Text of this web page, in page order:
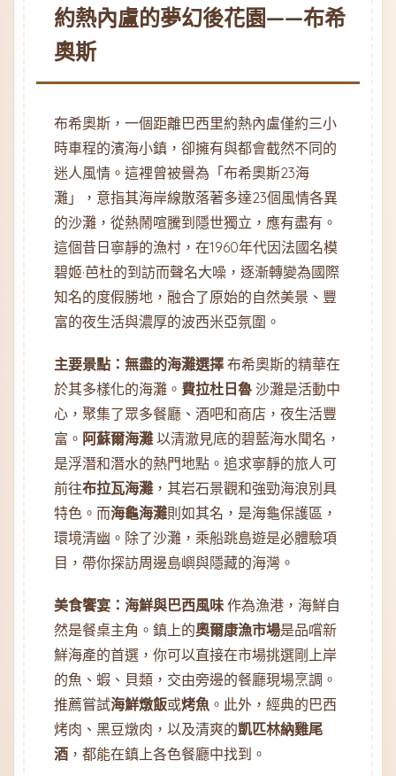
約熱內盧的夢幻後花園——布希
奧斯
布希奧斯，一個距離巴西里約熱內盧僅約三小
時車程的濱海小鎮，卻擁有與都會截然不同的
迷人風情。這裡曾被譽為「布希奧斯23海
灘」，意指其海岸線散落著多達23個風情各異
的沙灘，從熱鬧喧騰到隱世獨立，應有盡有。
這個昔日寧靜的漁村，在1960年代因法國名模
碧姬·芭杜的到訪而聲名大噪，逐漸轉變為國際
知名的度假勝地，融合了原始的自然美景、豐
富的夜生活與濃厚的波西米亞氛圍。
主要景點：無盡的海灘選擇 布希奧斯的精華在
於其多樣化的海灘。 費拉杜日魯 沙灘是活動中
心，聚集了眾多餐廳、酒吧和商店，夜生活豐
富。 阿蘇爾海灘 以清澈見底的碧藍海水聞名，
是浮潛和潛水的熱門地點。追求寧靜的旅人可
前往布拉瓦海灘 ，其岩石景觀和強勁海浪別具
特色。而海龜海灘則如其名，是海龜保護區，
環境清幽。除了沙灘，乘船跳島遊是必體驗項
目，帶你探訪周邊島嶼與隱藏的海灣。
美食饗宴：海鮮與巴西風味 作為漁港，海鮮自
然是餐桌主角。鎮上的奧爾康漁市場是品嚐新
鮮海產的首選，你可以直接在市場挑選剛上岸
的魚、蝦、貝類，交由旁邊的餐廳現場烹調。
推薦嘗試海鮮燉飯或烤魚 。此外，經典的巴西
烤肉、黑豆燉肉，以及清爽的凱匹林納雞尾
酒 ，都能在鎮上各色餐廳中找到。